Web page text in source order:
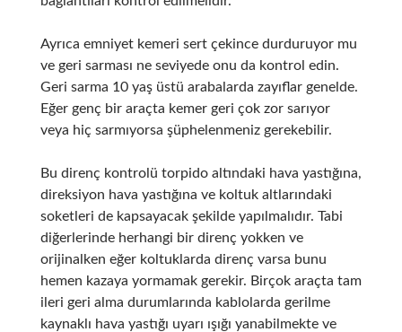
Ayrıca emniyet kemeri sert çekince durduruyor mu
ve geri sarması ne seviyede onu da kontrol edin.
Geri sarma 10 yaş üstü arabalarda zayıflar genelde.
Eğer genç bir araçta kemer geri çok zor sarıyor
veya hiç sarmıyorsa şüphelenmeniz gerekebilir.
Bu direnç kontrolü torpido altındaki hava yastığına,
direksiyon hava yastığına ve koltuk altlarındaki
soketleri de kapsayacak şekilde yapılmalıdır. Tabi
diğerlerinde herhangi bir direnç yokken ve
orijinalken eğer koltuklarda direnç varsa bunu
hemen kazaya yormamak gerekir. Birçok araçta tam
ileri geri alma durumlarında kablolarda gerilme
kaynaklı hava yastığı uyarı ışığı yanabilmekte ve